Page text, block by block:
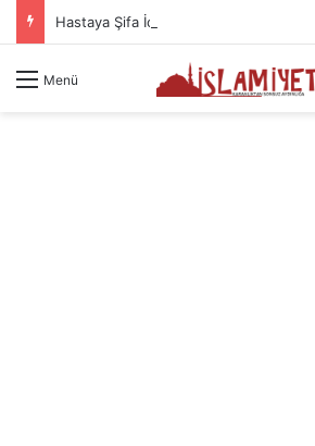
Hastaya Şifa İçin Okunacak Dualar
Menü